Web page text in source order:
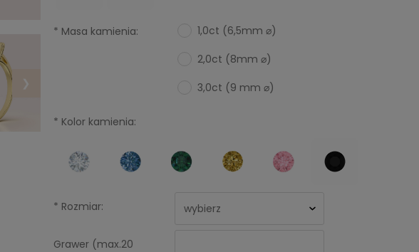
❯
* Masa kamienia:
1,0ct (6,5mm ⌀)
2,0ct (8mm ⌀)
3,0ct (9 mm ⌀)
* Kolor kamienia:
* Rozmiar:
Grawer (max.20